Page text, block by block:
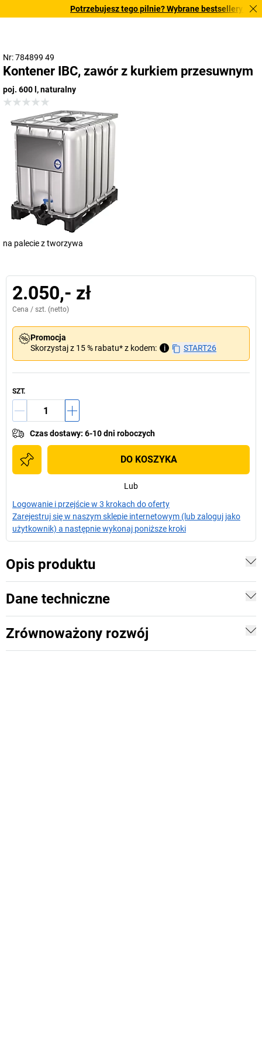
Potrzebujesz tego pilnie? Wybrane bestsellery
Nr: 784899 49
Kontener IBC, zawór z kurkiem przesuwnym
poj. 600 l, naturalny
na palecie z tworzywa
2.050,- zł
Cena / szt. (netto)
Promocja
Skorzystaj z 15 % rabatu* z kodem:
i START26
SZT.
Czas dostawy: 6-10 dni roboczych
DO KOSZYKA
Lub
Logowanie i przejście w 3 krokach do oferty
Zarejestruj się w naszym sklepie internetowym (lub zaloguj jako
użytkownik) a następnie wykonaj poniższe kroki
Opis produktu
Dane techniczne
Zrównoważony rozwój